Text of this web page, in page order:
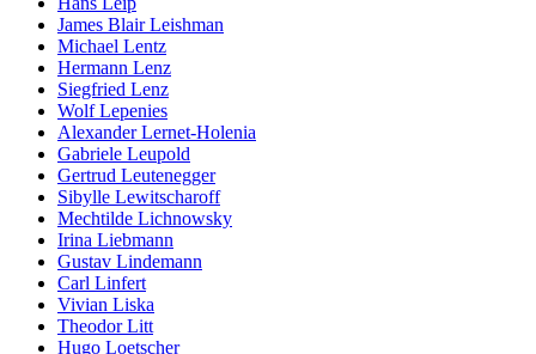
James Blair Leishman
Michael Lentz
Hermann Lenz
Siegfried Lenz
Wolf Lepenies
Alexander Lernet-Holenia
Gabriele Leupold
Gertrud Leutenegger
Sibylle Lewitscharoff
Mechtilde Lichnowsky
Irina Liebmann
Gustav Lindemann
Carl Linfert
Vivian Liska
Theodor Litt
Hugo Loetscher